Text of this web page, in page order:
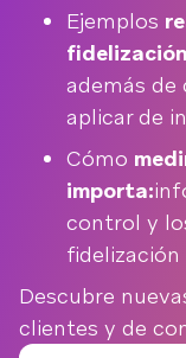
Ejemplos
además de
aplicar de
Cómo
importa:
control y
Descubre
clientes y de